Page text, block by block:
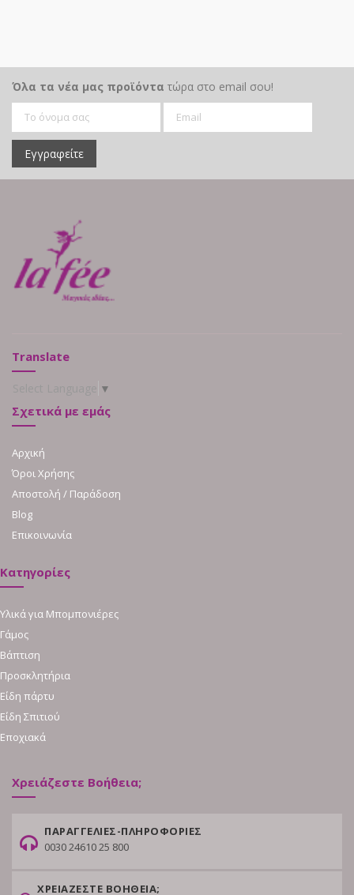
Όλα τα νέα μας προϊόντα τώρα στο email σου!
Εγγραφείτε
Translate
▼
Σχετικά με εμάς
Αρχική
Όροι Χρήσης
Αποστολή / Παράδοση
Blog
Επικοινωνία
Κατηγορίες
Υλικά για Μπομπονιέρες
Γάμος
Βάπτιση
Προσκλητήρια
Είδη πάρτυ
Είδη Σπιτιού
Εποχιακά
Χρειάζεστε Βοήθεια;
ΠΑΡΑΓΓΕΛΙΕΣ-ΠΛΗΡΟΦΟΡΙΕΣ
0030 24610 25 800
ΧΡΕΙΑΖΕΣΤΕ ΒΟΗΘΕΙΑ;